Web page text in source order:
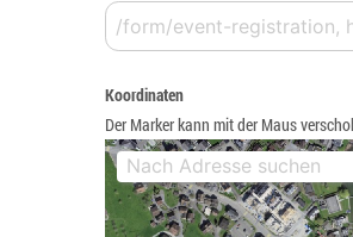
Koordinaten
Der Marker kann mit der Maus